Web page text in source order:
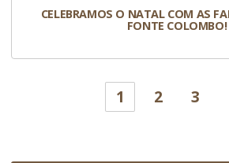
CELEBRAMOS O NATAL COM AS
FONTE COLOMBO!
1 2 3